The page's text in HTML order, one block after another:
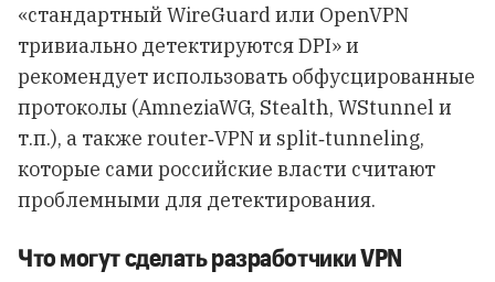
«стандартный WireGuard или OpenVPN
тривиально детектируются DPI» и
рекомендует использовать обфусцированные
протоколы (AmneziaWG, Stealth, WStunnel и
т.п.), а также router‑VPN и split‑tunneling,
которые сами российские власти считают
проблемными для детектирования.
Что могут сделать разработчики VPN